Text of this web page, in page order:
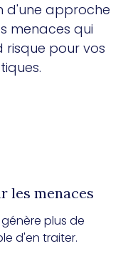
d'une approche
menaces qui
risque pour vos
les menaces
plus de
d'en traiter.